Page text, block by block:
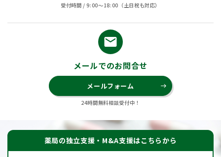
受付時間 / 9:00〜18:00（土日祝も対応）
email
メールでのお問合せ
メールフォーム east
24時間無料相談受付中！
薬局の独立支援・M&A支援はこちらから